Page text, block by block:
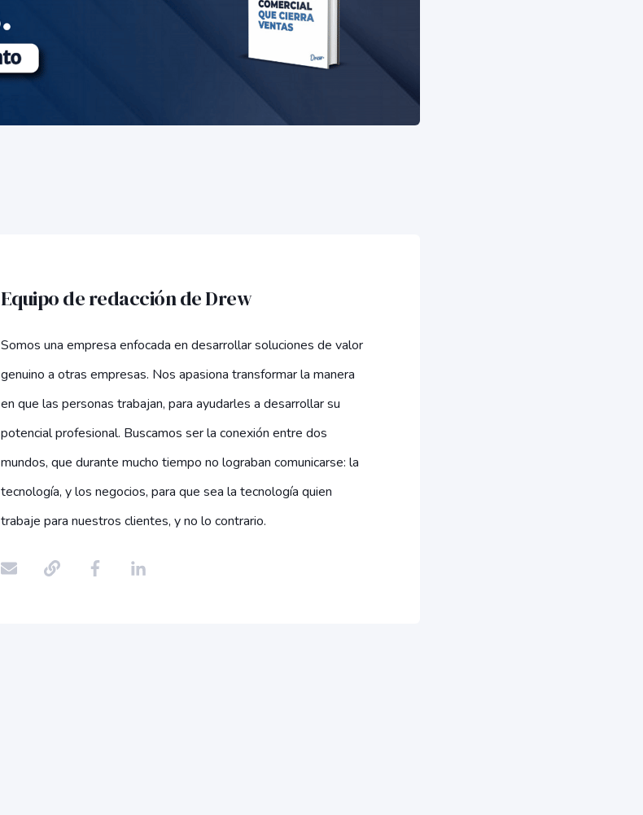
Equipo de redacción de Drew
Somos una empresa enfocada en desarrollar soluciones de valor
genuino a otras empresas. Nos apasiona transformar la manera
en que las personas trabajan, para ayudarles a desarrollar su
potencial profesional. Buscamos ser la conexión entre dos
mundos, que durante mucho tiempo no lograban comunicarse: la
tecnología, y los negocios, para que sea la tecnología quien
trabaje para nuestros clientes, y no lo contrario.